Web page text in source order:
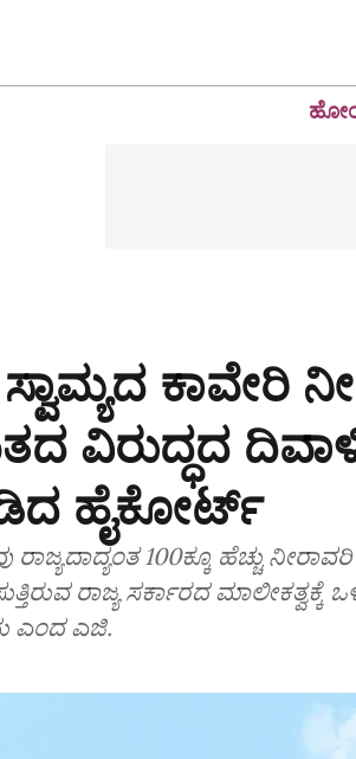
ಕಾವೇರಿ
ವಿರುದ್ಧದ
ಹೈಕೋರ್ಟ್‌
ರಾಜ್ಯದಾದ್ಯಂತ 100ಕ್ಕೂ ಹೆಚ್ಚು
ರಾಜ್ಯ ಸರ್ಕಾರದ
ಎಂದ ಎಜಿ.